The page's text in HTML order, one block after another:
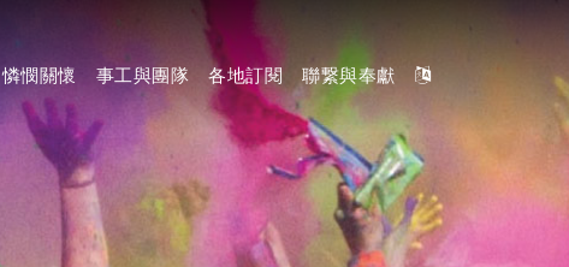
憐憫關懷 事工與團隊 各地訂閱 聯繋與奉獻